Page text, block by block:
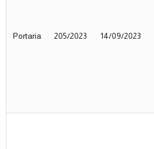
Portaria 205/2023 14/09/2023